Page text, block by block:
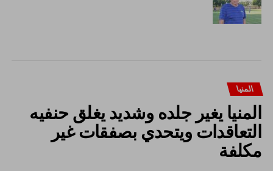
المنيا
المنيا يغير جلده وشديد يغلق حنفيه
التعاقدات ويتحدي بصفقات غير
مكلفة